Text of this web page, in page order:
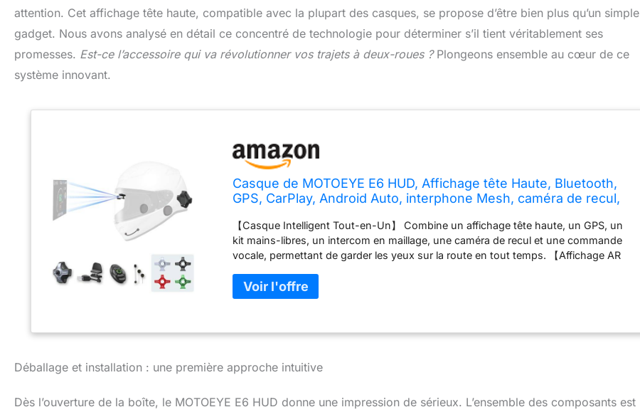
attention. Cet affichage tête haute, compatible avec la plupart des casques, se propose d’être bien plus qu’un simple
gadget. Nous avons analysé en détail ce concentré de technologie pour déterminer s’il tient véritablement ses
promesses. Est-ce l’accessoire qui va révolutionner vos trajets à deux-roues ?Plongeons ensemble au cœur de ce
système innovant.
Casque de MOTOEYE E6 HUD, Affichage tête Haute, Bluetooth,
GPS, CarPlay, Android Auto, interphone Mesh, caméra de recul,
Les Casques
【Casque Intelligent Tout-en-Un】 Combine un affichage tête haute, un GPS, un
kit mains-libres, un intercom en maillage, une caméra de recul et une commande
vocale, permettant de garder les yeux sur la route en tout temps. 【Affichage AR
informations telles que les cartes, les appels, la musique, la vitesse, etc. Conçu
pour être à la fois lumineux et transparent, il vous permet de rester concentré sur
de garder les yeux sur la route. Libérez votre guidon : vos applications Google
d'Intercom】 La fonction intercom en maillage vous garde connecté avec vos
coéquipiers grâce à une topologie de réseau dynamique. L’intercom en réseau
La connexion sans fil avec talkie-walkie permet une communication audio et PTT
Déballage et installation : une première approche intuitive
Dès l’ouverture de la boîte, le MOTOEYE E6 HUD donne une impression de sérieux. L’ensemble des composants est